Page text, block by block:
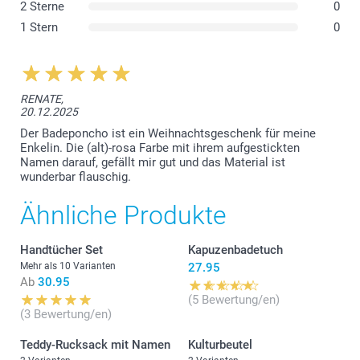
2 Sterne
0
1 Stern
0
RENATE,
20.12.2025
Der Badeponcho ist ein Weihnachtsgeschenk für meine
Enkelin. Die (alt)-rosa Farbe mit ihrem aufgestickten
Namen darauf, gefällt mir gut und das Material ist
wunderbar flauschig.
Ähnliche Produkte
Handtücher Set
Mehr als 10 Varianten
Ab 30.95
(3 Bewertung/en)
Kapuzenbadetuch
27.95
(5 Bewertung/en)
Teddy-Rucksack mit Namen Kulturbeutel